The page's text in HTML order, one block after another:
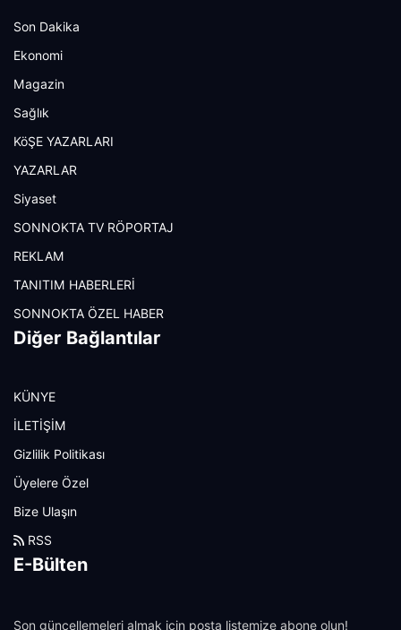
Son Dakika
Ekonomi
Magazin
Sağlık
KöŞE YAZARLARI
YAZARLAR
Siyaset
SONNOKTA TV RÖPORTAJ
REKLAM
TANITIM HABERLERİ
SONNOKTA ÖZEL HABER
Diğer Bağlantılar
KÜNYE
İLETİŞİM
Gizlilik Politikası
Üyelere Özel
Bize Ulaşın
RSS
E-Bülten
Son güncellemeleri almak için posta listemize abone olun!